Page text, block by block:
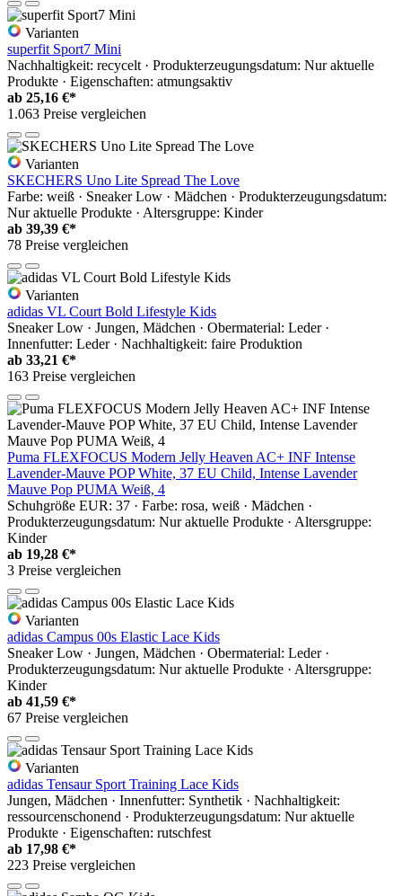
Varianten
superfit Sport7 Mini
Nachhaltigkeit: recycelt · Produkterzeugungsdatum: Nur aktuelle
Produkte · Eigenschaften: atmungsaktiv
ab 25,16 €*
1.063 Preise vergleichen
Varianten
SKECHERS Uno Lite Spread The Love
Farbe: weiß · Sneaker Low · Mädchen · Produkterzeugungsdatum:
Nur aktuelle Produkte · Altersgruppe: Kinder
ab 39,39 €*
78 Preise vergleichen
Varianten
adidas VL Court Bold Lifestyle Kids
Sneaker Low · Jungen, Mädchen · Obermaterial: Leder ·
Innenfutter: Leder · Nachhaltigkeit: faire Produktion
ab 33,21 €*
163 Preise vergleichen
Puma FLEXFOCUS Modern Jelly Heaven AC+ INF Intense
Lavender-Mauve POP White, 37 EU Child, Intense Lavender
Mauve Pop PUMA Weiß, 4
Schuhgröße EUR: 37 · Farbe: rosa, weiß · Mädchen ·
Produkterzeugungsdatum: Nur aktuelle Produkte · Altersgruppe:
Kinder
ab 19,28 €*
3 Preise vergleichen
Varianten
adidas Campus 00s Elastic Lace Kids
Sneaker Low · Jungen, Mädchen · Obermaterial: Leder ·
Produkterzeugungsdatum: Nur aktuelle Produkte · Altersgruppe:
Kinder
ab 41,59 €*
67 Preise vergleichen
Varianten
adidas Tensaur Sport Training Lace Kids
Jungen, Mädchen · Innenfutter: Synthetik · Nachhaltigkeit:
ressourcenschonend · Produkterzeugungsdatum: Nur aktuelle
Produkte · Eigenschaften: rutschfest
ab 17,98 €*
223 Preise vergleichen